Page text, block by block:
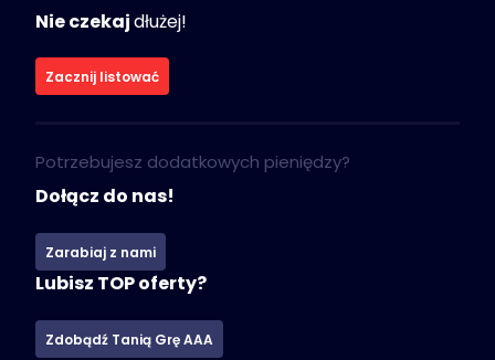
Nie czekajdłużej!
Zacznij listować
Potrzebujesz dodatkowych pieniędzy?
Dołącz do nas!
Zarabiaj z nami
Lubisz TOP oferty?
Zdobądź Tanią Grę AAA